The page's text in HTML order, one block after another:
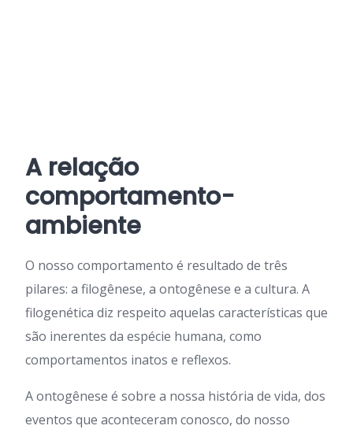
A relação
comportamento-
ambiente
O nosso comportamento é resultado de três
pilares: a filogênese, a ontogênese e a cultura. A
filogenética diz respeito aquelas características que
são inerentes da espécie humana, como
comportamentos inatos e reflexos.
A ontogênese é sobre a nossa história de vida, dos
eventos que aconteceram conosco, do nosso